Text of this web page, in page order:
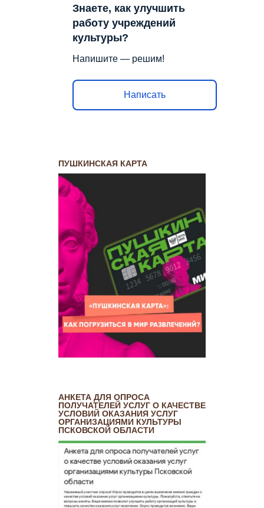
Знаете, как улучшить
работу учреждений
культуры?
Напишите — решим!
Написать
ПУШКИНСКАЯ КАРТА
АНКЕТА ДЛЯ ОПРОСА
ПОЛУЧАТЕЛЕЙ УСЛУГ О КАЧЕСТВЕ
УСЛОВИЙ ОКАЗАНИЯ УСЛУГ
ОРГАНИЗАЦИЯМИ КУЛЬТУРЫ
ПСКОВСКОЙ ОБЛАСТИ